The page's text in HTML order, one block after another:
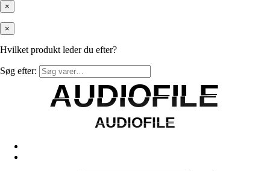
×
×
Hvilket produkt leder du efter?
Søg efter:
AUDIOFILE
AUDIOFILE
AUDIOFILE
AUDIOFILE